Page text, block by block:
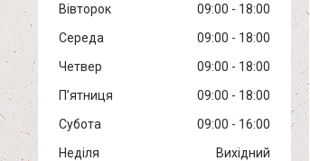
Вівторок
09:00
18:00
Середа
09:00
18:00
Четвер
09:00
18:00
Пʼятниця
09:00
18:00
Субота
09:00
16:00
Неділя
Вихідний